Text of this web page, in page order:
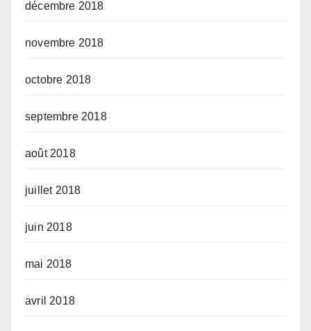
décembre 2018
novembre 2018
octobre 2018
septembre 2018
août 2018
juillet 2018
juin 2018
mai 2018
avril 2018